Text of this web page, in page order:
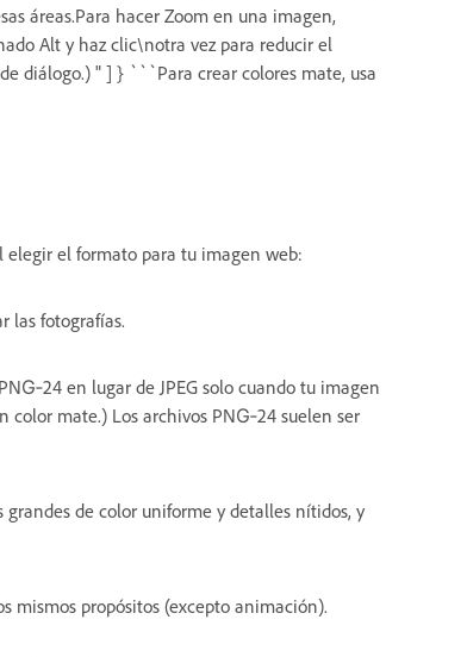
áreas.Para hacer Zoom en una imagen,
Alt y haz clic\notra vez para reducir el
diálogo.) " ] } ```Para crear colores mate, usa
elegir el formato para tu imagen web:
las fotografías.
en lugar de JPEG solo cuando tu imagen
mate.) Los archivos PNG‑24 suelen ser
de color uniforme y detalles nítidos, y
mismos propósitos (excepto animación).